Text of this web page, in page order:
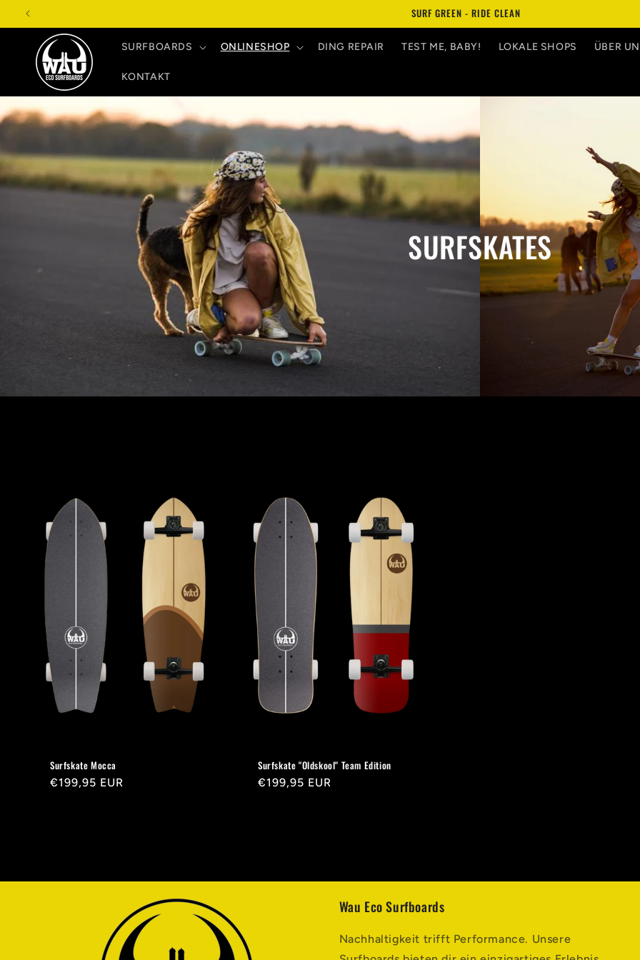
zum
Inhalt
ECHTE HANDARBEIT AUS DEM HERZEN VON MÜNCHEN
SURFBOARDS ONLINESHOP DING REPAIR TEST ME, BABY! LOKALE SHOPS ÜBER
KONTAKT
SURFSKATES
Surfskate Mocca
Normaler
€199,95 EUR
Surfskate "Oldskool" Team Edition
Normaler
€199,95 EUR
Wau Eco Surfboards
Nachhaltigkeit trifft Performance. Unsere